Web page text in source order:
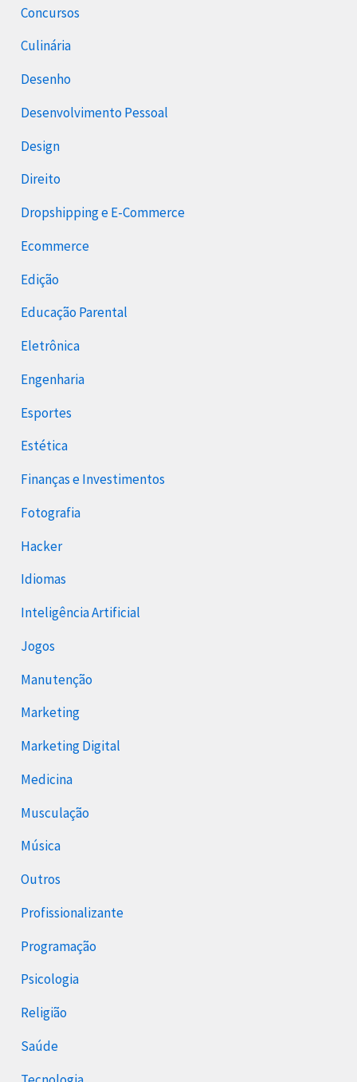
Concursos
Culinária
Desenho
Desenvolvimento Pessoal
Design
Direito
Dropshipping e E-Commerce
Ecommerce
Edição
Educação Parental
Eletrônica
Engenharia
Esportes
Estética
Finanças e Investimentos
Fotografia
Hacker
Idiomas
Inteligência Artificial
Jogos
Manutenção
Marketing
Marketing Digital
Medicina
Musculação
Música
Outros
Profissionalizante
Programação
Psicologia
Religião
Saúde